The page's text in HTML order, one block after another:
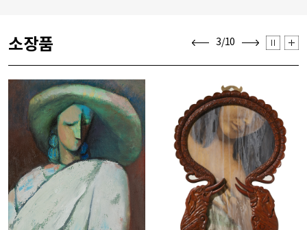
소장품 이전보기 3/10 다음보기 정지
소
장
품